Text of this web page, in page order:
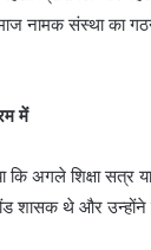
नामक संस्था का
में
कि अगले शिक्षा
शासक थे और उन्होंने